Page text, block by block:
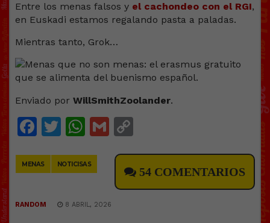
Entre los menas falsos y el cachondeo con el RGI,
en Euskadi estamos regalando pasta a paladas.
Mientras tanto, Grok…
Enviado por WillSmithZoolander.
Facebook
Twitter
WhatsApp
Gmail
MENAS NOTICISAS
54 COMENTARIOS
RANDOM 8 ABRIL, 2026